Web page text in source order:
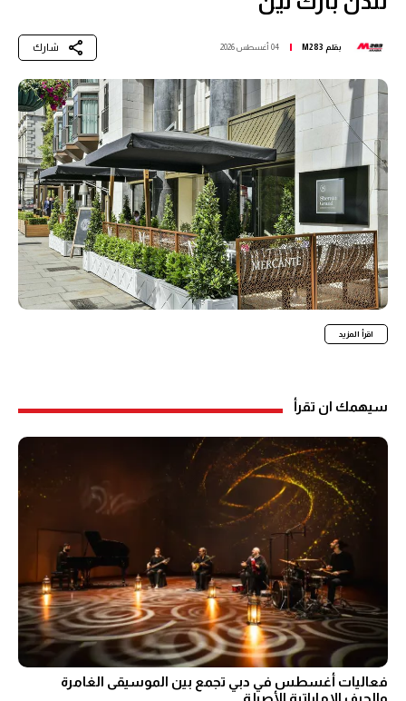
بقلم M283 04 أغسطس 2026 شارك
اقرأ المزيد
سيهمك ان تقرأ
فعاليات أغسطس في دبي تجمع بين الموسيقى الغامرة